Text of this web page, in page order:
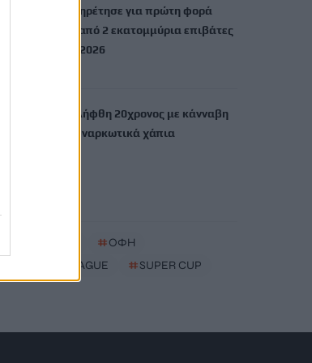
Η AEGEAN εξυπηρέτησε για πρώτη φορά
περισσοτέρους από 2 εκατομμύρια επιβάτες
τον μήνα Ιούλιο 2026
Ηράκλειο: Συνελήφθη 20χρονος με κάνναβη
«σοκολάτα» και ναρκωτικά χάπια
#ΟΦΗ
EUROPA LEAGUE #SUPER CUP